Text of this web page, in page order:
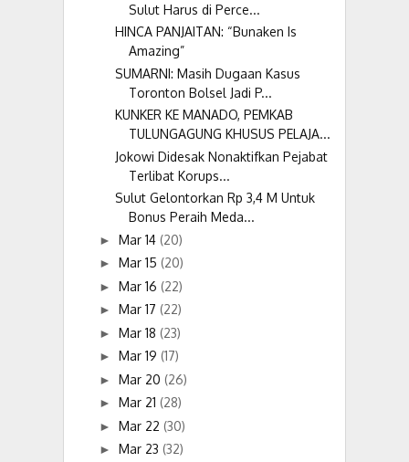
Sulut Harus di Perce...
HINCA PANJAITAN: “Bunaken Is
Amazing”
SUMARNI: Masih Dugaan Kasus
Toronton Bolsel Jadi P...
KUNKER KE MANADO, PEMKAB
TULUNGAGUNG KHUSUS PELAJA...
Jokowi Didesak Nonaktifkan Pejabat
Terlibat Korups...
Sulut Gelontorkan Rp 3,4 M Untuk
Bonus Peraih Meda...
► Mar 14 (20)
► Mar 15 (20)
► Mar 16 (22)
► Mar 17 (22)
► Mar 18 (23)
► Mar 19 (17)
► Mar 20 (26)
► Mar 21 (28)
► Mar 22 (30)
► Mar 23 (32)